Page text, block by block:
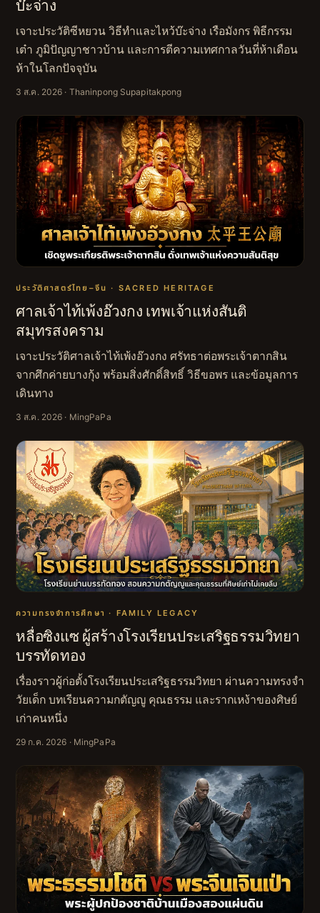
บ๊ะจ่าง
เจาะประวัติซีหยวน วิธีทำและไหว้บ๊ะจ่าง เรือมังกร พิธีกรรม
เต๋า ภูมิปัญญาชาวบ้าน และการตีความเทศกาลวันที่ห้าเดือน
ห้าในโลกปัจจุบัน
3 ส.ค. 2026 · Thaninpong Supapitakpong
ประวัติศาสตร์ไทย–จีน · SACRED HERITAGE
ศาลเจ้าไท้เพ้งอ๊วงกง เทพเจ้าแห่งสันติ
สมุทรสงคราม
เจาะประวัติศาลเจ้าไท้เพ้งอ๊วงกง ศรัทธาต่อพระเจ้าตากสิน
จากศึกค่ายบางกุ้ง พร้อมสิ่งศักดิ์สิทธิ์ วิธีขอพร และข้อมูลการ
เดินทาง
3 ส.ค. 2026 · MingPaPa
ความทรงจำการศึกษา · FAMILY LEGACY
หลื่อซิงแซ ผู้สร้างโรงเรียนประเสริฐธรรมวิทยา
บรรทัดทอง
เรื่องราวผู้ก่อตั้งโรงเรียนประเสริฐธรรมวิทยา ผ่านความทรงจำ
วัยเด็ก บทเรียนความกตัญญู คุณธรรม และรากเหง้าของศิษย์
เก่าคนหนึ่ง
29 ก.ค. 2026 · MingPaPa